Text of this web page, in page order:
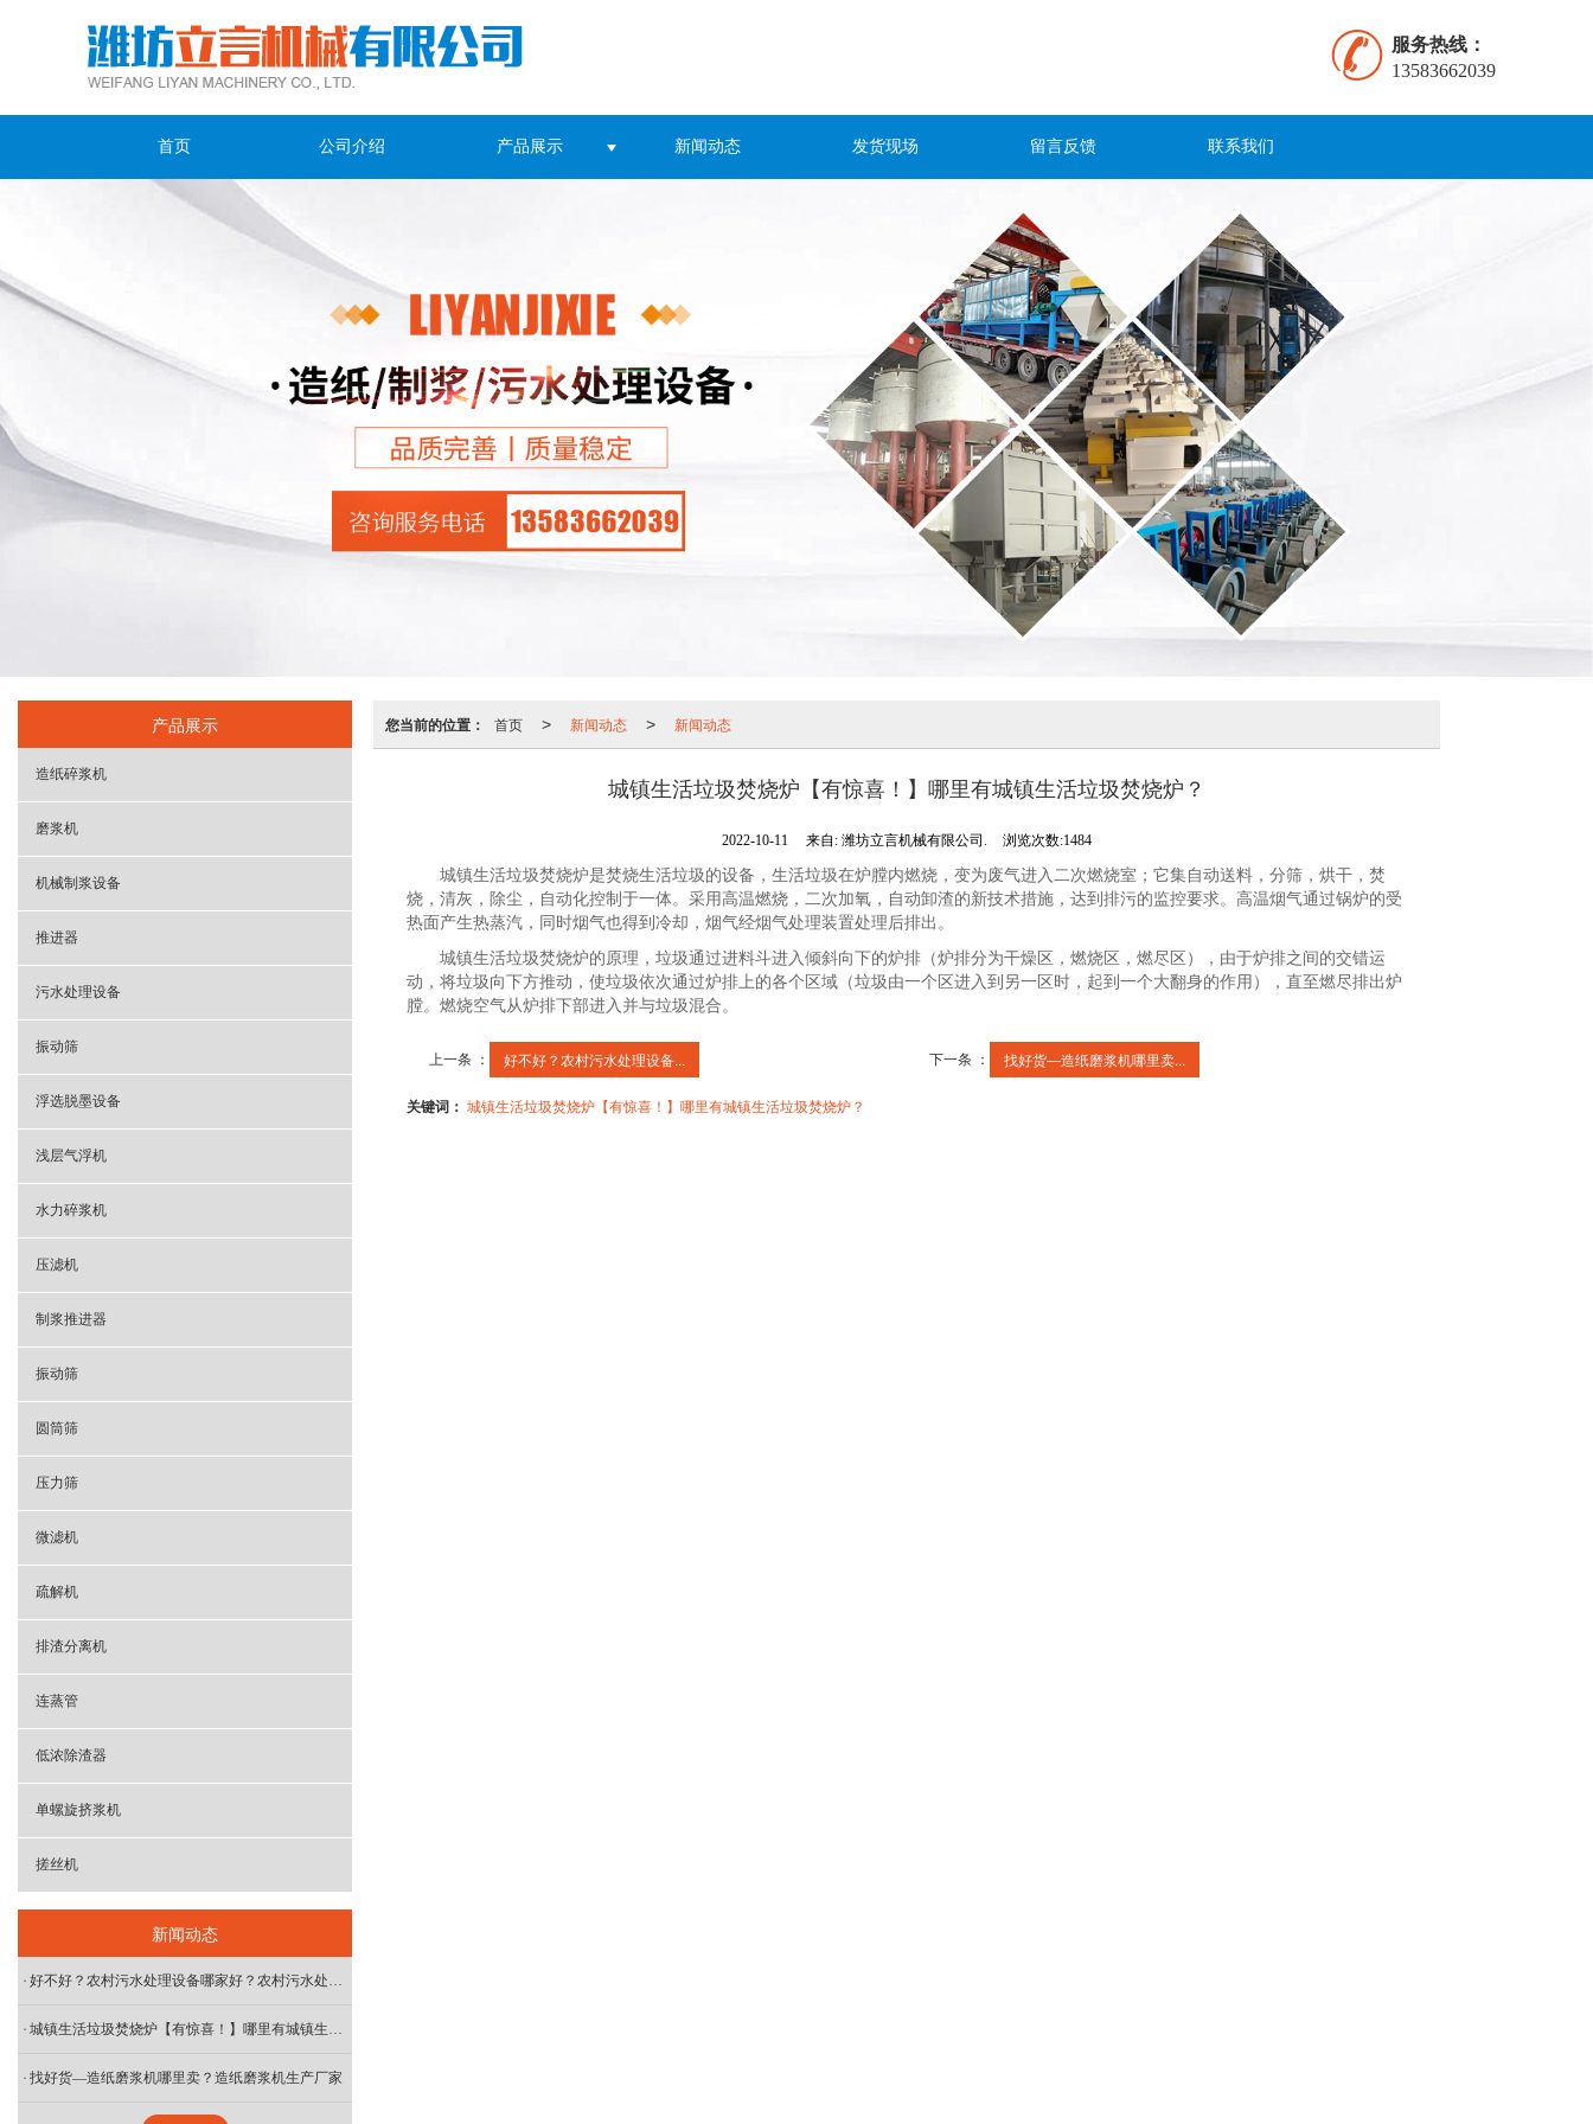
服务热线：
13583662039
首页 公司介绍 产品展示 新闻动态 发货现场 留言反馈 联系我们
您当前的位置： 首页 > 新闻动态 > 新闻动态
城镇生活垃圾焚烧炉【有惊喜！】哪里有城镇生活垃圾焚烧炉？
2022-10-11 来自: 潍坊立言机械有限公司. 浏览次数:1484
城镇生活垃圾焚烧炉是焚烧生活垃圾的设备，生活垃圾在炉膛内燃烧，变为废气进入二次燃烧室；它集自动送料，分筛，烘干，焚
烧，清灰，除尘，自动化控制于一体。采用高温燃烧，二次加氧，自动卸渣的新技术措施，达到排污的监控要求。高温烟气通过锅炉的受
热面产生热蒸汽，同时烟气也得到冷却，烟气经烟气处理装置处理后排出。
城镇生活垃圾焚烧炉的原理，垃圾通过进料斗进入倾斜向下的炉排（炉排分为干燥区，燃烧区，燃尽区），由于炉排之间的交错运
动，将垃圾向下方推动，使垃圾依次通过炉排上的各个区域（垃圾由一个区进入到另一区时，起到一个大翻身的作用），直至燃尽排出炉
膛。燃烧空气从炉排下部进入并与垃圾混合。
上一条 ： 好不好？农村污水处理设备... 下一条 ： 找好货—造纸磨浆机哪里卖...
关键词： 城镇生活垃圾焚烧炉【有惊喜！】哪里有城镇生活垃圾焚烧炉？
产品展示
造纸碎浆机
磨浆机
机械制浆设备
推进器
污水处理设备
振动筛
浮选脱墨设备
浅层气浮机
水力碎浆机
压滤机
制浆推进器
振动筛
圆筒筛
压力筛
微滤机
疏解机
排渣分离机
连蒸管
低浓除渣器
单螺旋挤浆机
搓丝机
新闻动态
好不好？农村污水处理设备哪家好？农村污水处理设备厂家
城镇生活垃圾焚烧炉【有惊喜！】哪里有城镇生活垃圾焚烧炉？
找好货—造纸磨浆机哪里卖？造纸磨浆机生产厂家